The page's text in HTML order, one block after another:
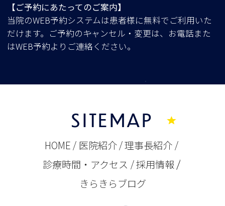
【ご予約にあたってのご案内】
当院のWEB予約システムは患者様に無料でご利用いた
だけます。ご予約のキャンセル・変更は、お電話また
はWEB予約よりご連絡ください。
SITEMAP
HOME 医院紹介 理事長紹介
診療時間・アクセス
採用情報
きらきらブログ